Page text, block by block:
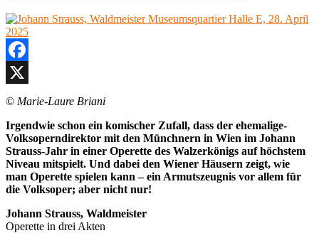
Museumsquartier
Halle
Facebook
X
© Marie-Laure Briani
Irgendwie schon ein komischer Zufall, dass der ehemalige-
Volksoperndirektor mit den Münchnern in Wien im Johann
Strauss-Jahr in einer Operette des Walzerkönigs auf höchstem
Niveau mitspielt. Und dabei den Wiener Häusern zeigt, wie
man Operette spielen kann – ein Armutszeugnis vor allem für
die Volksoper; aber nicht nur!
Johann Strauss, Waldmeister
Operette in drei Akten